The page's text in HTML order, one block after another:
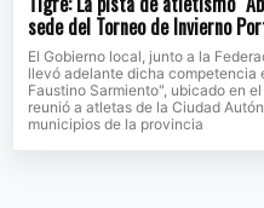
sede del Torneo de Invierno
El Gobierno local, junto a la
llevó adelante dicha competencia
Faustino Sarmiento", ubicado en
reunió a atletas de la Ciudad
municipios de la provincia